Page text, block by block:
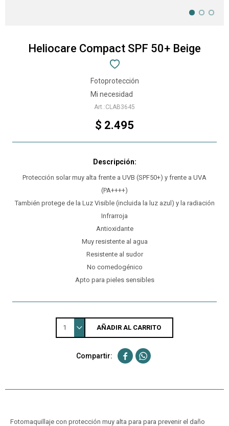
Heliocare Compact SPF 50+ Beige
Fotoprotección
Mi necesidad
CLAB3645
$ 2.495
Protección solar muy alta frente a UVB (SPF50+) y frente a UVA
(PA++++)
También protege de la Luz Visible (incluida la luz azul) y la radiación
Infrarroja
Antioxidante
Muy resistente al agua
Resistente al sudor
No comedogénico
Apto para pieles sensibles
1 AÑADIR AL CARRITO
 
Fotomaquillaje con protección muy alta para para prevenir el daño